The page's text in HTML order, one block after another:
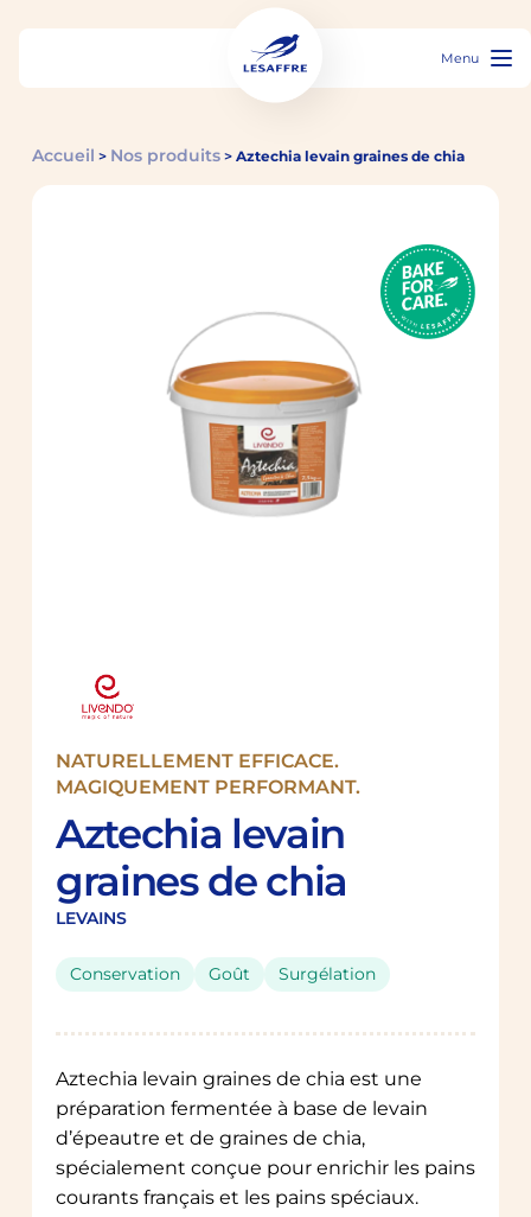
Menu
Accueil > Nos produits> Aztechia levain graines de chia
Aztechia levain
graines de chia
NATURELLEMENT EFFICACE.
MAGIQUEMENT PERFORMANT.
Conservation Goût Surgélation
Aztechia levain graines de chia est une
préparation fermentée à base de levain
d’épeautre et de graines de chia,
spécialement conçue pour enrichir les pains
courants français et les pains spéciaux.
LEVAINS